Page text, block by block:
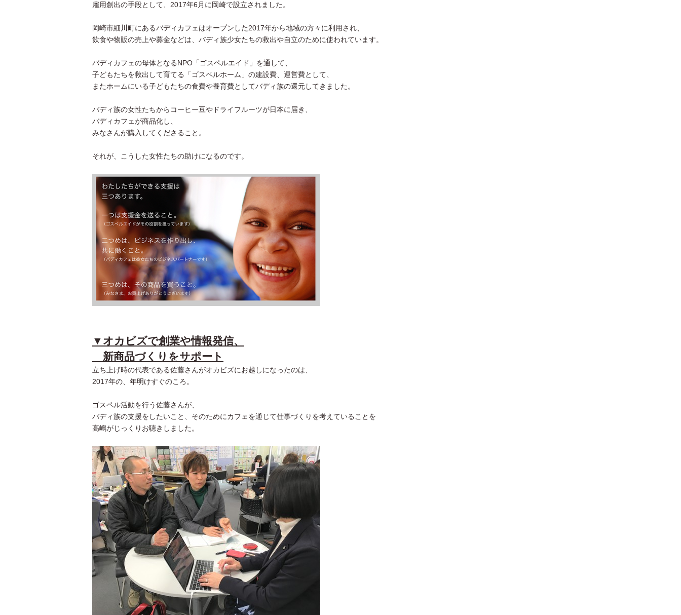
雇用創出の手段として、2017年6月に岡崎で設立されました。
岡崎市細川町にあるバディカフェはオープンした2017年から地域の方々に利用され、
飲食や物販の売上や募金などは、バディ族少女たちの救出や自立のために使われています。
バディカフェの母体となるNPO「ゴスペルエイド」を通して、
子どもたちを救出して育てる「ゴスペルホーム」の建設費、運営費として、
またホームにいる子どもたちの食費や養育費としてバディ族の還元してきました。
バディ族の女性たちからコーヒー豆やドライフルーツが日本に届き、
バディカフェが商品化し、
みなさんが購入してくださること。
それが、こうした女性たちの助けになるのです。
▼オカビズで創業や情報発信、
新商品づくりをサポート
立ち上げ時の代表である佐藤さんがオカビズにお越しになったのは、
2017年の、年明けすぐのころ。
ゴスペル活動を行う佐藤さんが、
バディ族の支援をしたいこと、そのためにカフェを通じて仕事づくりを考えていることを
髙嶋がじっくりお聴きしました。